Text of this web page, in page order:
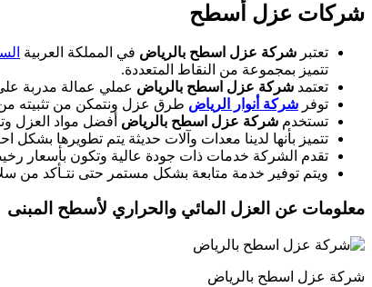
شركات عزل أسطح
تعتبر شركة عزل اسطح بالرياض في المملكة العربية
تتميز بمجموعة من النقاط المتعددة.
تعتمد شركة عزل اسطح بالرياض عملي عمالة مدربة
توفر شركة أنوار الرياض طرق عزل ونتمكن من تثبيته
تستخدم شركة عزل اسطح بالرياض أفضل مواد العزل
تتميز بأنها لدينا معدات وآلات حديثة يتم تطويرها بشكل
تقدم الشركة خدمات ذات جودة عالية وتكون بأسعار
ويتم توفير خدمة متابعة بشكل مستمر حتى نتـأكد من
معلومات عن العزل المائي والحراري لأسطح المبنى
شركة عزل اسطح بالرياض